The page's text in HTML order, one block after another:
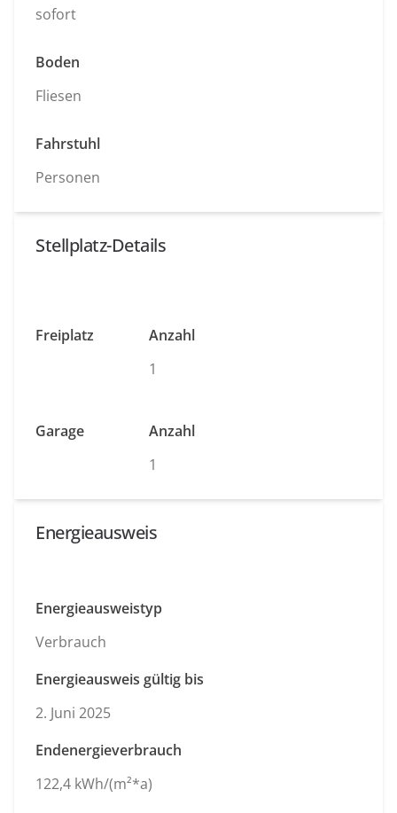
sofort
Boden
Fliesen
Fahrstuhl
Personen
Stellplatz-Details
Freiplatz
Anzahl
1
Garage
Anzahl
1
Energieausweis
Energieausweistyp
Verbrauch
Energieausweis gültig bis
2. Juni 2025
Endenergieverbrauch
122,4 kWh/(m²*a)